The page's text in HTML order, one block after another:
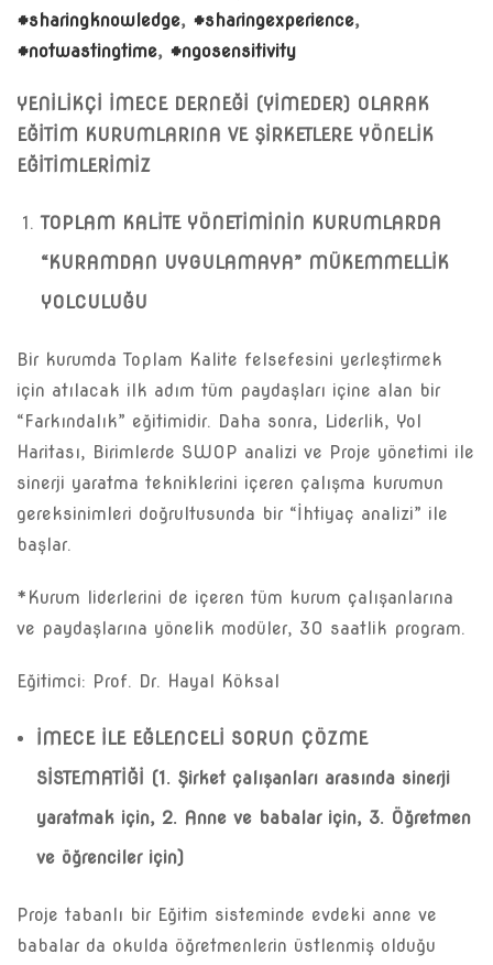
#sharingknowledge, #sharingexperience,
#notwastingtime, #ngosensitivity
YENİLİKÇİ İMECE DERNEĞİ (YİMEDER) OLARAK
EĞİTİM KURUMLARINA VE ŞİRKETLERE YÖNELİK
EĞİTİMLERİMİZ
TOPLAM KALİTE YÖNETİMİNİN KURUMLARDA
“KURAMDAN UYGULAMAYA” MÜKEMMELLİK
YOLCULUĞU
Bir kurumda Toplam Kalite felsefesini yerleştirmek
için atılacak ilk adım tüm paydaşları içine alan bir
“Farkındalık” eğitimidir. Daha sonra, Liderlik, Yol
Haritası, Birimlerde SWOP analizi ve Proje yönetimi ile
sinerji yaratma tekniklerini içeren çalışma kurumun
gereksinimleri doğrultusunda bir “İhtiyaç analizi” ile
başlar.
*Kurum liderlerini de içeren tüm kurum çalışanlarına
ve paydaşlarına yönelik modüler, 30 saatlik program.
Eğitimci: Prof. Dr. Hayal Köksal
İMECE İLE EĞLENCELİ SORUN ÇÖZME
SİSTEMATİĞİ (1. Şirket çalışanları arasında sinerji
yaratmak için, 2. Anne ve babalar için, 3. Öğretmen
ve öğrenciler için)
Proje tabanlı bir Eğitim sisteminde evdeki anne ve
babalar da okulda öğretmenlerin üstlenmiş olduğu